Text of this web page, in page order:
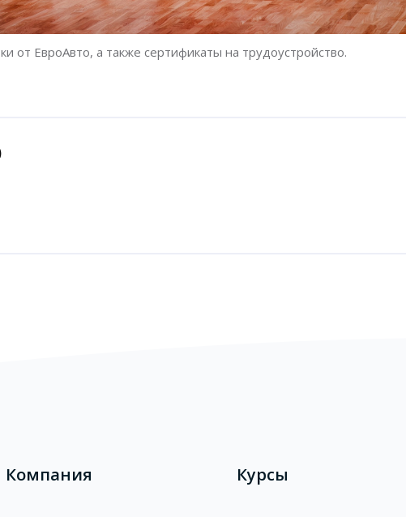
от ЕвроАвто, а также сертификаты на трудоустройство.
Компания Курсы